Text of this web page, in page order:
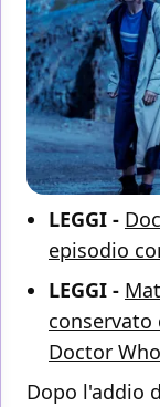
LEGGI -
episodio
LEGGI -
conservato
Doctor Who
Dopo l'addio